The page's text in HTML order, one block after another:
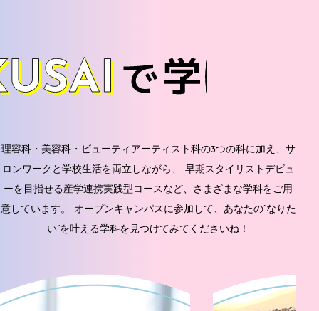
理容科・美容科・ビューティアーティスト科の3つの科に加え、サ
ロンワークと学校生活を両立しながら、
早期スタイリストデビュ
ーを目指せる産学連携実践型コースなど、さまざまな学科をご⽤
意しています。
オープンキャンパスに参加して、あなたの“なりた
い”を叶える学科を⾒つけてみてくださいね！